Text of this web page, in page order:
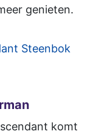
genieten.
Steenbok
komt